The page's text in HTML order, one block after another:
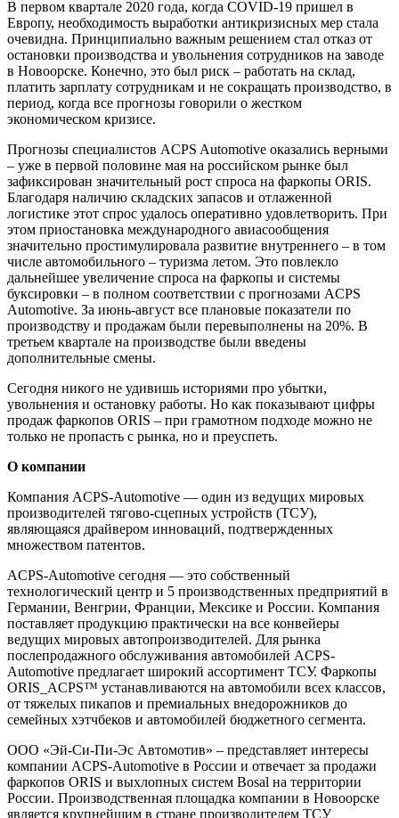
В первом квартале 2020 года, когда COVID-19 пришел в
Европу, необходимость выработки антикризисных мер стала
очевидна. Принципиально важным решением стал отказ от
остановки производства и увольнения сотрудников на заводе
в Новоорске. Конечно, это был риск – работать на склад,
платить зарплату сотрудникам и не сокращать производство, в
период, когда все прогнозы говорили о жестком
экономическом кризисе.
Прогнозы специалистов ACPS Automotive оказались верными
– уже в первой половине мая на российском рынке был
зафиксирован значительный рост спроса на фаркопы ORIS.
Благодаря наличию складских запасов и отлаженной
логистике этот спрос удалось оперативно удовлетворить. При
этом приостановка международного авиасообщения
значительно простимулировала развитие внутреннего – в том
числе автомобильного – туризма летом. Это повлекло
дальнейшее увеличение спроса на фаркопы и системы
буксировки – в полном соответствии с прогнозами ACPS
Automotive. За июнь-август все плановые показатели по
производству и продажам были перевыполнены на 20%. В
третьем квартале на производстве были введены
дополнительные смены.
Сегодня никого не удивишь историями про убытки,
увольнения и остановку работы. Но как показывают цифры
продаж фаркопов ORIS – при грамотном подходе можно не
только не пропасть с рынка, но и преуспеть.
О компании
Компания ACPS-Automotive — один из ведущих мировых
производителей тягово-сцепных устройств (ТСУ),
являющаяся драйвером инноваций, подтвержденных
множеством патентов.
ACPS-Automotive сегодня — это собственный
технологический центр и 5 производственных предприятий в
Германии, Венгрии, Франции, Мексике и России. Компания
поставляет продукцию практически на все конвейеры
ведущих мировых автопроизводителей. Для рынка
послепродажного обслуживания автомобилей ACPS-
Automotive предлагает широкий ассортимент ТСУ. Фаркопы
ORIS_ACPS™ устанавливаются на автомобили всех классов,
от тяжелых пикапов и премиальных внедорожников до
семейных хэтчбеков и автомобилей бюджетного сегмента.
ООО «Эй-Си-Пи-Эс Автомотив» – представляет интересы
компании ACPS-Automotive в России и отвечает за продажи
фаркопов ORIS и выхлопных систем Bosal на территории
России. Производственная площадка компании в Новоорске
является крупнейшим в стране производителем ТСУ